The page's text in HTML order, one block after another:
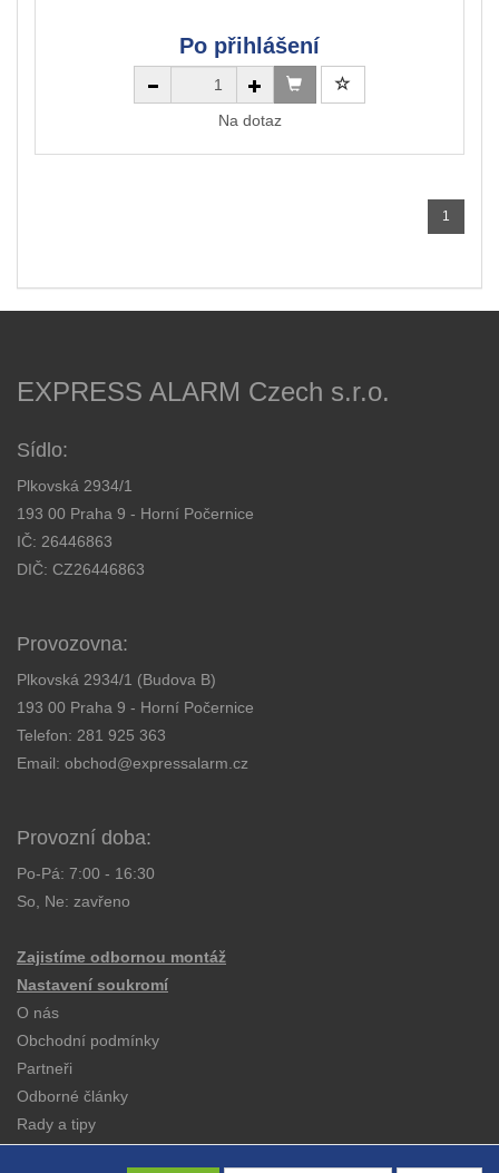
Po přihlášení
Na dotaz
1
EXPRESS ALARM Czech s.r.o.
Sídlo:
Plkovská 2934/1
193 00 Praha 9 - Horní Počernice
IČ: 26446863
DIČ: CZ26446863
Provozovna:
Plkovská 2934/1 (Budova B)
193 00 Praha 9 - Horní Počernice
Telefon: 281 925 363
Email: obchod@expressalarm.cz
Provozní doba:
Po-Pá: 7:00 - 16:30
So, Ne: zavřeno
Zajistíme odbornou montáž
Nastavení soukromí
O nás
Obchodní podmínky
Partneři
Odborné články
Rady a tipy